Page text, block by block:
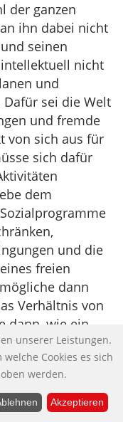
der ganzen
ihn dabei nicht
seinen
nicht
und
sei die Welt
und fremde
von sich aus für
sich dafür
dem
und die
freien
dann
Verhältnis von
dann, wie ein
den „richtigen
dann quasi
von Bretton
unserer Leistungen.
Cookies es sich
werden.
Akzeptieren